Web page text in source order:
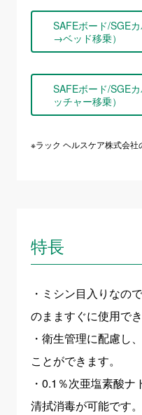
SAFEボード/SGE
→ベッド移乗）
SAFEボード/SGE
ッチャー移乗）
※ラック ヘルスケア株式会
特長
・ミシン目入りなの
のまますぐに使用でき
・衛生管理に配慮し
ことができます。
・0.1％次亜塩素酸
清拭消毒が可能です。